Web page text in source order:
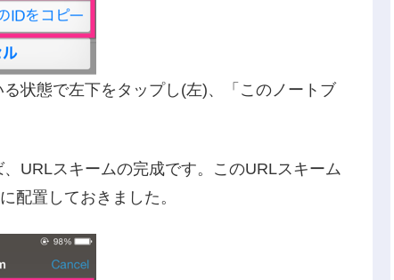
状態で左下をタップし(左)、「このノートブ
URLスキームの完成です。このURLスキーム
配置しておきました。